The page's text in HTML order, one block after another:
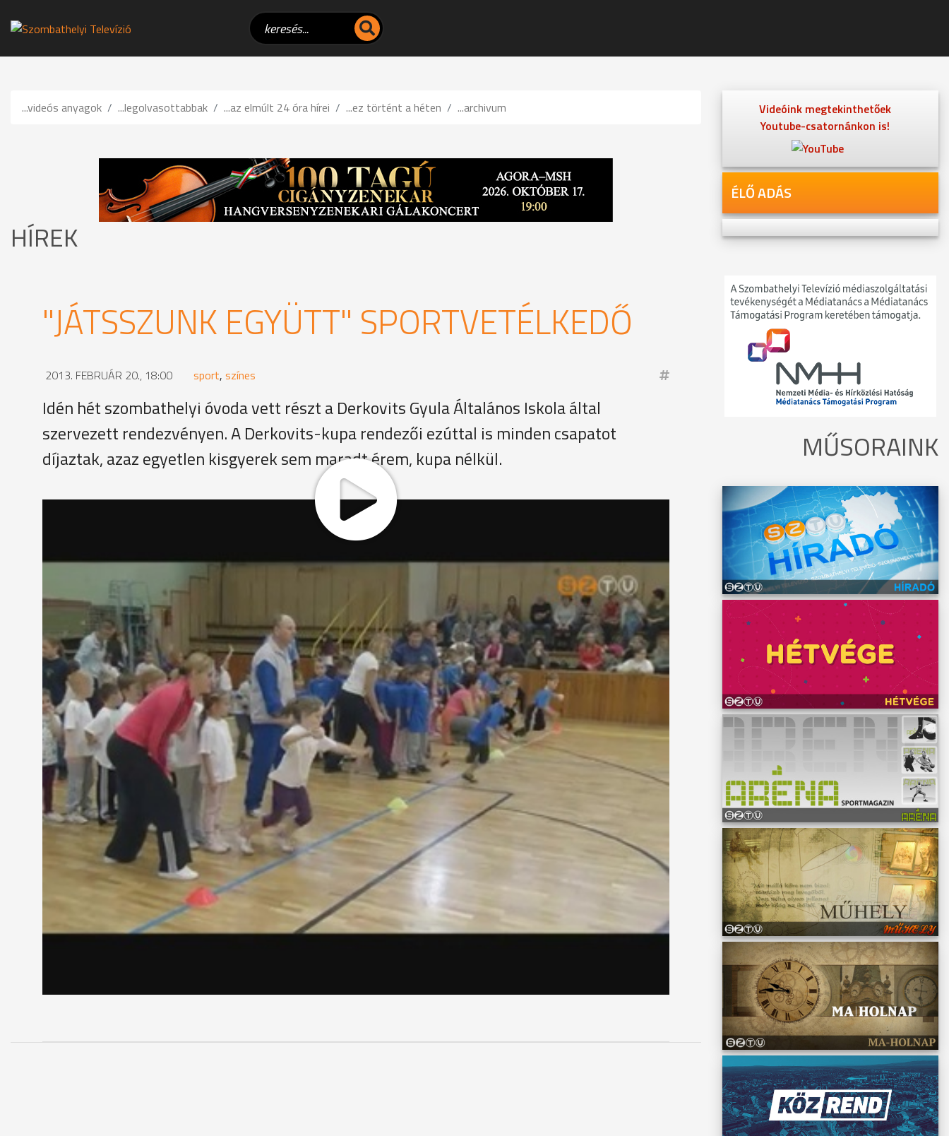
...videós anyagok ...legolvasottabbak ...az elmúlt 24 óra hírei ...ez történt a héten ...archivum
HÍREK
"JÁTSSZUNK EGYÜTT" SPORTVETÉLKEDŐ
2013. FEBRUÁR 20., 18:00 sport, színes
Idén hét szombathelyi óvoda vett részt a Derkovits Gyula Általános Iskola által
szervezett rendezvényen. A Derkovits-kupa rendezői ezúttal is minden csapatot
díjaztak, azaz egyetlen kisgyerek sem maradt érem, kupa nélkül.
13. alkalommal rendezte meg a Derkovits Gyula Általános Iskola a névadójáról elnevezett kupát. A játékos
sportvetélkedőn ezúttal hét szombathelyi óvoda, a Szivárvány, a Szűrcsapó, a Weöres Sándor, a Hétszínvirág, a
Kovács Péterné igazgató, Derkovits-iskola
"Nem titkolt szándékunk, hogy betekintést nyerjenek az óvodások illetve a szülők az iskolánkban zajló testnevelési
munkába és mindezt úgy tegyék, hogy egy jó kedvű játékos délután keretében sikerélményhez jussanak."
A vetélkedő során az egyenként 10-10 főből álló csapatoknak hét feladatot kellett teljesíteniük. A próbák
ügyességet, gyorsaságot, koordinációs képességet kívántak.
Hencseiné Kondics Judit óvodavezető, Weöres Sándor Óvoda
"Mivel tornatermünk nincs, azért mindent a jó kedvre alapoztunk. Első sorban a nagycsoportosokkal gyakoroltunk
és a végén akik a legügyesebbek voltak, azokat hoztuk el ide a játékra."
A vetélkedésben résztvevő gyerekek között voltak ügyesebbek és kevésbé ügyesek, de az mindannyiukon látszott,
hogy szívesen sportolnak.
Somogyi Sára, Hétszínvirág Óvoda
"Szeretünk tornászni és szeretnénk megnyerni ezt a versenyt."
A rendezők ugyan végig nyilvántartották a pontverseny állását, de a vetélkedő végén minden résztvevő kisgyerek
kapott érmet, díjat. Azaz a "Derkovits-kupán" csak nyertesek voltak.
MEGOSZTÁS
Videóink megtekinthetőek
Youtube-csatornánkon is!
ÉLŐ ADÁS
MŰSORAINK